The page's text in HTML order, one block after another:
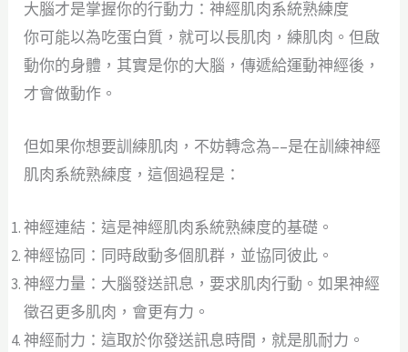
大腦才是掌握你的行動力：神經肌肉系統熟練度
你可能以為吃蛋白質，就可以長肌肉，練肌肉。但啟
動你的身體，其實是你的大腦，傳遞給運動神經後，
才會做動作。
但如果你想要訓練肌肉，不妨轉念為––是在訓練神經
肌肉系統熟練度，這個過程是：
神經連結：這是神經肌肉系統熟練度的基礎。
神經協同：同時啟動多個肌群，並協同彼此。
神經力量：大腦發送訊息，要求肌肉行動。如果神經
徵召更多肌肉，會更有力。
神經耐力：這取於你發送訊息時間，就是肌耐力。